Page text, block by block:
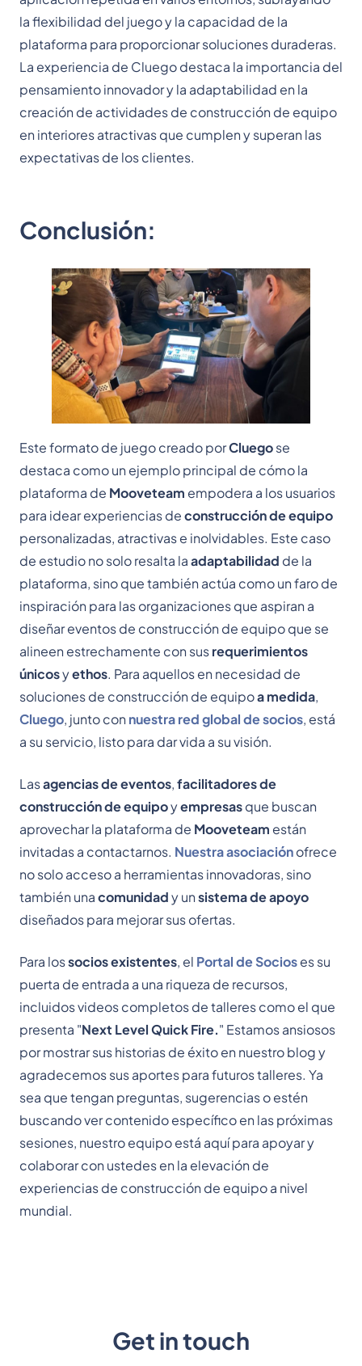
la flexibilidad del juego y la capacidad de la
plataforma para proporcionar soluciones duraderas.
La experiencia de Cluego destaca la importancia del
pensamiento innovador y la adaptabilidad en la
creación de actividades de construcción de equipo
en interiores atractivas que cumplen y superan las
expectativas de los clientes.
Conclusión:
Este formato de juego creado porCluegose
destaca como un ejemplo principal de cómo la
plataforma de Mooveteam empodera a los usuarios
para idear experiencias deconstrucción de equipo
personalizadas, atractivas e inolvidables. Este caso
de estudio no solo resalta laadaptabilidad de la
plataforma, sino que también actúa como un faro de
inspiración para las organizaciones que aspiran a
diseñar eventos de construcción de equipo que se
alineen estrechamente con susrequerimientos
únicosyethos. Para aquellos en necesidad de
soluciones de construcción de equipoa medida,
Cluego, junto con nuestra red global de socios, está
a su servicio, listo para dar vida a su visión.
Lasagencias de eventos,facilitadores de
construcción de equipoyempresasque buscan
aprovechar la plataforma de Mooveteam están
invitadas a contactarnos. Nuestra asociaciónofrece
no solo acceso a herramientas innovadoras, sino
también unacomunidady unsistema de apoyo
diseñados para mejorar sus ofertas.
Para lossocios existentes, el Portal de Socioses su
puerta de entrada a una riqueza de recursos,
incluidos videos completos de talleres como el que
presenta "Next Level Quick Fire." Estamos ansiosos
por mostrar sus historias de éxito en nuestro blog y
agradecemos sus aportes para futuros talleres. Ya
sea que tengan preguntas, sugerencias o estén
buscando ver contenido específico en las próximas
sesiones, nuestro equipo está aquí para apoyar y
colaborar con ustedes en la elevación de
experiencias de construcción de equipo a nivel
mundial.
Get in touch